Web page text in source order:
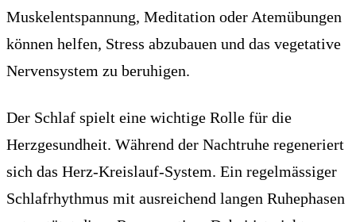
Muskelentspannung, Meditation oder Atemübungen
können helfen, Stress abzubauen und das vegetative
Nervensystem zu beruhigen.
Der Schlaf spielt eine wichtige Rolle für die
Herzgesundheit. Während der Nachtruhe regeneriert
sich das Herz-Kreislauf-System. Ein regelmässiger
Schlafrhythmus mit ausreichend langen Ruhephasen